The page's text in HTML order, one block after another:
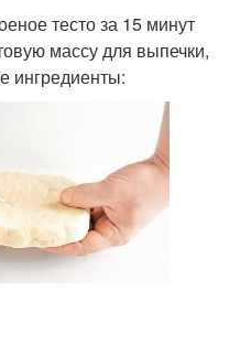
тесто за 15 минут
массу для выпечки,
ингредиенты: